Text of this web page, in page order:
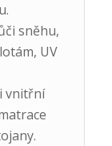
sněhu,
UV
vnitřní